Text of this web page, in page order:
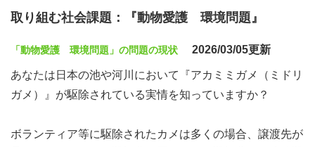
取り組む社会課題：『動物愛護 環境問題』
「動物愛護 環境問題」の問題の現状 2026/03/05更新
あなたは日本の池や河川において『アカミミガメ（ミドリ
ガメ）』が駆除されている実情を知っていますか？
ボランティア等に駆除されたカメは多くの場合、譲渡先が